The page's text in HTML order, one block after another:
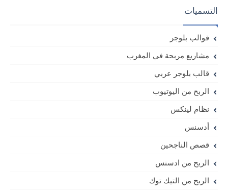
التسميات
قوالب بلوجر
مشاريع مربحة في المغرب
قالب بلوجر عربي
الربح من اليوتيوب
نظام لينكس
أدسنس
قصص الناجحين
الربح من ادسنس
الربح من التيك توك